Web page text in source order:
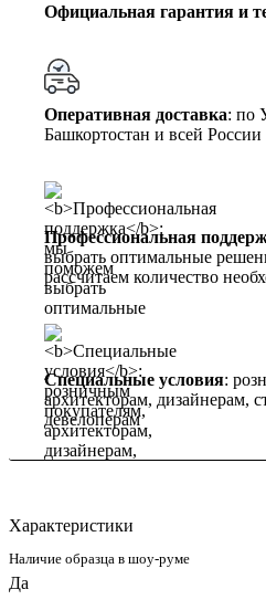
Официальная гарантия и
Оперативная доставка: по
Башкортостан и всей России
Профессиональная
выбрать оптимальные
рассчитаем количество
Специальные условия:
архитекторам, дизайнерам,
девелоперам
Характеристики
Наличие образца в шоу-руме
Да